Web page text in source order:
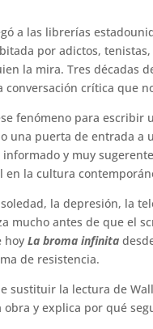
a las librerías
por adictos,
la mira. Tres décadas
conversación crítica que
fenómeno para
una puerta de entrada a
y muy
la cultura
la depresión, la
mucho antes de que el
hoyLa broma infinita
de resistencia.
sustituir la lectura de
y explica por qué